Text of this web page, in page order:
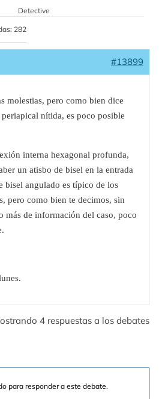
Detective
282
#13899
molestias, pero como bien dice
nítida, es poco posible
interna hexagonal profunda,
un atisbo de bisel en la entrada
bisel angulado es típico de los
pero como bien te decimos, sin
más de información del caso, poco
4 respuestas a los debates
para responder a este debate.